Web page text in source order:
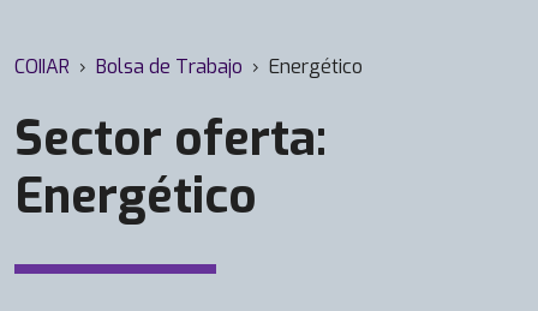
COIIAR › Bolsa de Trabajo › Energético
Sector oferta:
Energético